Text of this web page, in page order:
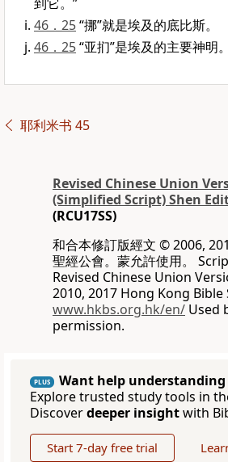
46．25“挪”就是埃及的底比斯。
46．25“亚扪”是埃及的主要神明。
耶利米书 45
Revised Chinese Union
(Simplified Script) Shen
(RCU17SS)
和合本修訂版經文 © 2006,
聖經公會。蒙允許使用。
Revised Chinese Union
2010, 2017 Hong Kong Bible
www.hkbs.org.hk/en/ Used
permission.
PLUS
Want help understanding
Explore trusted study tools in
Discoverdeeper insightwith
Start 7-day free trial